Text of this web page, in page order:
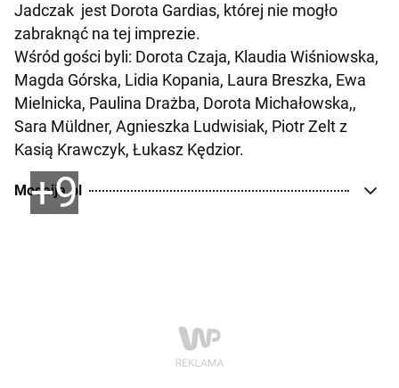
Jadczak jest Dorota Gardias, której nie mogło
zabraknąć na tej imprezie.
Wśród gości byli: Dorota Czaja, Klaudia Wiśniowska,
Magda Górska, Lidia Kopania, Laura Breszka, Ewa
Mielnicka, Paulina Drażba, Dorota Michałowska,,
Sara Müldner, Agnieszka Ludwisiak, Piotr Zelt z
Kasią Krawczyk, Łukasz Kędzior.
+9
Modaija.pl